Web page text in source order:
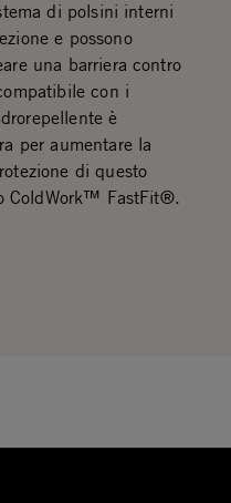
di polsini interni
e possono
una barriera contro
con i
è
per aumentare la
di questo
ColdWork™ FastFit®.